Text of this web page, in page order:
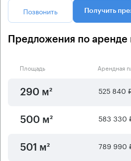
Позвонить Получить
Предложения по аренде
Площадь Арендная
290 м² 525 840
500 м² 583 330
501 м² 789 990